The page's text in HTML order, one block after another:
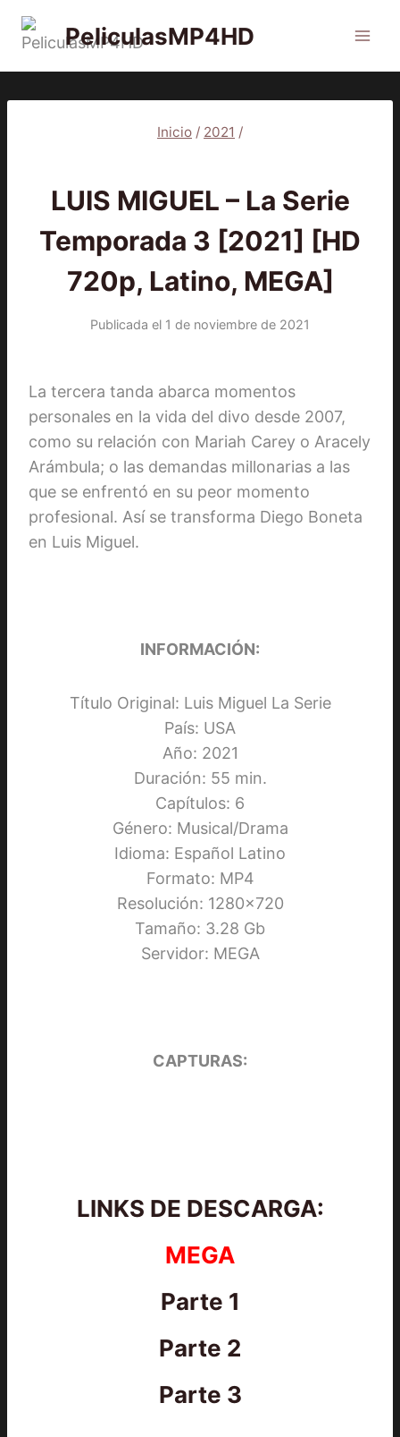
PeliculasMP4HD
Inicio / 2021 /
LUIS MIGUEL – La Serie
Temporada 3 [2021] [HD
720p, Latino, MEGA]
Publicada el 1 de noviembre de 2021
La tercera tanda abarca momentos
personales en la vida del divo desde 2007,
como su relación con Mariah Carey o Aracely
Arámbula; o las demandas millonarias a las
que se enfrentó en su peor momento
profesional. Así se transforma Diego Boneta
en Luis Miguel.
INFORMACIÓN:
Título Original: Luis Miguel La Serie
País: USA
Año: 2021
Duración: 55 min.
Capítulos: 6
Género: Musical/Drama
Idioma: Español Latino
Formato: MP4
Resolución: 1280×720
Tamaño: 3.28 Gb
Servidor: MEGA
CAPTURAS:
LINKS DE DESCARGA:
MEGA
Parte 1
Parte 2
Parte 3